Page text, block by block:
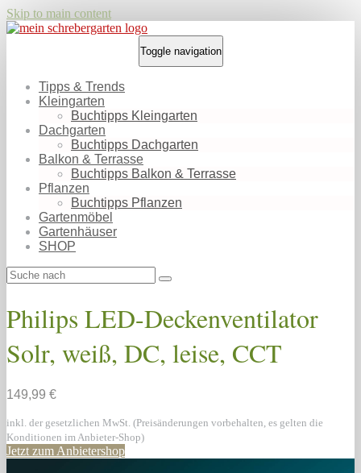
Skip to main content
Toggle navigation
Tipps & Trends
Kleingarten
Buchtipps Kleingarten
Dachgarten
Buchtipps Dachgarten
Balkon & Terrasse
Buchtipps Balkon & Terrasse
Pflanzen
Buchtipps Pflanzen
Gartenmöbel
Gartenhäuser
SHOP
Philips LED-Deckenventilator
Solr, weiß, DC, leise, CCT
149,99 €
inkl. der gesetzlichen MwSt. (Preisänderungen vorbehalten, es gelten die
Konditionen im Anbieter-Shop)
Jetzt zum Anbietershop